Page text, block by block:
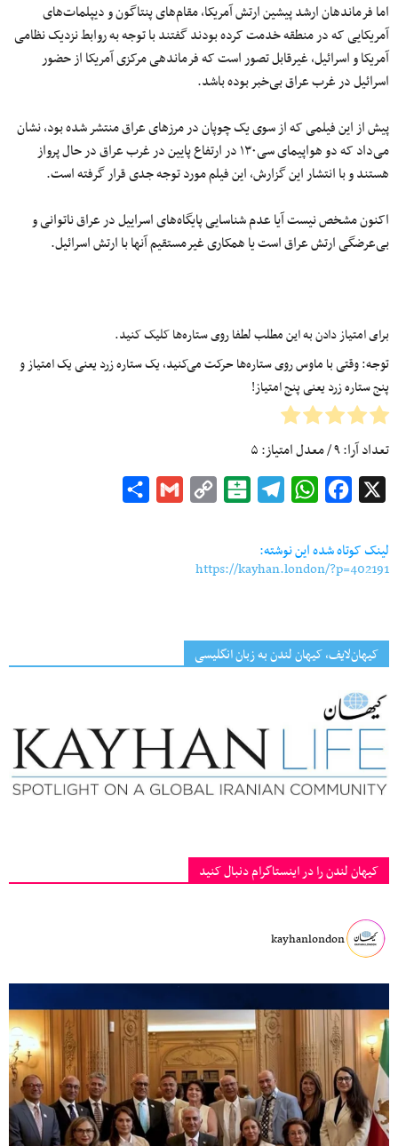
اما فرماندهان ارشد پیشین ارتش آمریکا، مقام‌های پنتاگون و دیپلمات‌های
آمریکایی که در منطقه خدمت کرده بودند گفتند با توجه به روابط نزدیک نظامی
آمریکا و اسرائیل، غیرقابل تصور است که فرماندهی مرکزی آمریکا از حضور
اسرائیل در غرب عراق بی‌خبر بوده باشد.
پیش از این فیلمی که از سوی یک چوپان در مرزهای عراق منتشر شده بود، نشان
می‌داد که دو هواپیمای سی۱۳۰ در ارتفاع پایین در غرب عراق در حال پرواز
هستند و با انتشار این گزارش، این فیلم مورد توجه جدی قرار گرفته است.
اکنون مشخص نیست آیا عدم شناسایی پایگاه‌های اسراییل در عراق ناتوانی و
بی‌عرضگی ارتش عراق است یا همکاری غیرمستقیم آنها با ارتش اسرائیل.
برای امتیاز دادن به این مطلب لطفا روی ستاره‌ها کلیک کنید.
توجه: وقتی با ماوس روی ستاره‌ها حرکت می‌کنید، یک ستاره زرد یعنی یک امتیاز و
پنج ستاره زرد یعنی پنج امتیاز!
تعداد آرا:۹/ معدل امتیاز:۵
Facebook
WhatsApp
Telegram
Balatarin
Copy
Gmail
لینک کوتاه شده این نوشته:
https://kayhan.london/?p=402191
کیهان‌لایف، کیهان لندن به زبان انگلیسی
کیهان لندن را در اینستاگرام دنبال کنید
kayhanlondon